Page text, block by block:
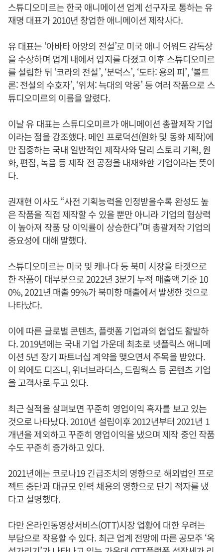
스튜디오미르는 한국 애니메이션 업계 선구자로 통하는 유
재명 대표가 2010년 창업한 애니메이션 제작사다.
유 대표는 ‘아바타 아앙의 전설’로 미국 애니 어워드 감독상
을 수상하며 업계 내에서 입지를 다졌고 이후 스튜디오미르
를 설립한 뒤 ‘코라의 전설’, ‘분덕스’, ‘도타: 용의 피’, ‘볼트
론: 전설의 수호자’, ‘위쳐: 늑대의 악몽’ 등 여러 작품으로 스
튜디오미르의 이름을 알렸다.
이날 유 대표는 스튜디오미르가 애니메이션 총괄제작 기업
이라는 점을 강조했다. 메인 프로덕션(원화 및 동화 제작)에
만 집중하는 국내 일반적인 제작사와 달리 스토리 기획, 원
화, 편집, 녹음 등 제작 전 공정을 내재화한 기업이라는 뜻이
다.
권재현 이사도 “사전 기획능력을 인정받을수록 완성도 높
은 작품을 직접 제작할 수 있을 뿐만 아니라 기업의 협상력
이 높아져 작품 당 이익률이 상승한다”며 총괄제작 기업의
중요성에 대해 말했다.
스튜디오미르는 미국 및 캐나다 등 북미 시장을 타겟으로
한 작품이 대부분으로 2022년 3분기 누적 매출액 기준 10
0%, 2021년 매출 99%가 북미향 매출에서 발생한 것으로
나타났다.
이에 따른 글로벌 콘텐츠, 플랫폼 기업과의 협업도 활발하
다. 2019년에는 국내 기업 가운데 최초로 넷플릭스 애니메
이션 5년 장기 파트너십 계약을 맺으면서 주목을 받았다.
이 외에도 디즈니, 위너브라더스, 드림웍스 등 콘텐츠 기업
을 고객사로 두고 있다.
최근 실적을 살펴보면 꾸준히 영업이익 흑자를 보고 있는
것으로 나타났다. 2010년 설립이후 2012년부터 2021년 1
개년을 제외하고 꾸준히 영업이익을 냈으며 제작 중인 작품
수도 꾸준히 증가하고 있다.
2021년에는 코로나19 긴급조치의 영향으로 해외법인 프로
젝트 중단과 대규모 인력 채용의 영향으로 단기 적자를 냈
다고 설명했다.
다만 온라인동영상서비스(OTT)시장 업황에 대한 우려는
부담으로 작용할 수 있다. 최근 업계 전망에 따른 공모주 ‘옥